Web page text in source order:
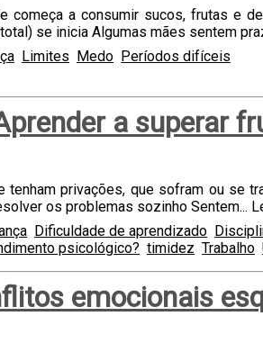
a consumir sucos, frutas e
se inicia Algumas mães sentem
Limites Medo Períodos difíceis
a superar
privações, que sofram ou se
os problemas sozinho Sentem...
Dificuldade de aprendizado
psicológico? timidez Trabalho
emocionais